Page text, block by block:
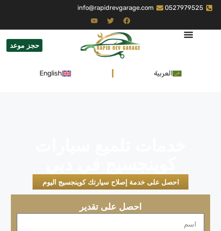
0527979525
info@rapidrevgarage.com
حجز موعد
العربية English
احصل على خدمة إصلاح سيارتك كوينجسيج اليوم
احصل على تقدير